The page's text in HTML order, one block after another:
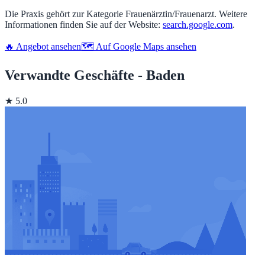
Die Praxis gehört zur Kategorie Frauenärztin/Frauenarzt. Weitere
Informationen finden Sie auf der Website: search.google.com.
🔥 Angebot ansehen🗺️ Auf Google Maps ansehen
Verwandte Geschäfte - Baden
★ 5.0